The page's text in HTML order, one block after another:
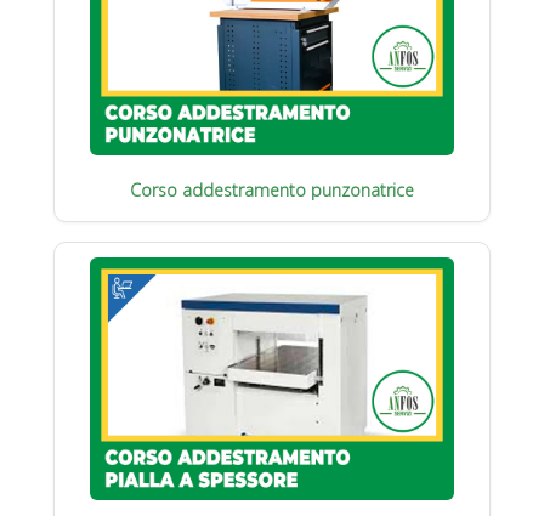
Corso addestramento punzonatrice